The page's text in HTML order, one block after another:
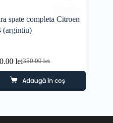
spate completa Citroen
(argintiu)
350.00lei
Prețul
inițial
a
fost:
leiPrețul
curent
este:
200.00 lei.
Adaugă în coș